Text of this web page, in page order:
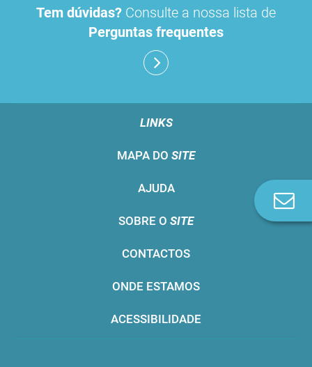
Tem dúvidas? Consulte a nossa lista de
Perguntas frequentes
LINKS
MAPA DO SITE
AJUDA
SOBRE O SITE
CONTACTOS
ONDE ESTAMOS
ACESSIBILIDADE